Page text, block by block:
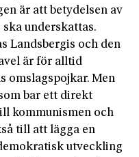
är att betydelsen av
underskattas.
Landsbergis och den
är för alltid
omslagspojkar. Men
bar ett direkt
kommunismen och
till att lägga en
utveckling